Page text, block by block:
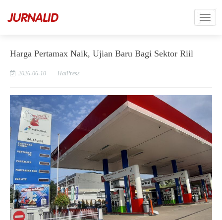
Harga Pertamax Naik, Ujian Baru Bagi Sektor Riil
2026-06-10 HaiPress